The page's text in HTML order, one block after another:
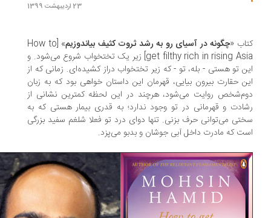
چگونه در آسیای رو به رشد ثروت کثیف بیاندوزیم
» [How to
get filthy rich in rising Asia] زیر یک تختخواب شروع می‌شود. و
تو هستی - بله، تو - که زیر تختخواب دراز کشیده‌ای. زمانی که از
حقارت بیرون بیایی، قهرمان این داستان خواهی بود که به زبان
روایت می‌شود، هرچند در این لحظه کمترین نشانی از
و قهرمانی در تو وجود ندارد؛ به قدری بیمار هستی که به
می‌توانی حرف بزنی. تنها دوای درد تو فعلا شلغم سفید بزرگی
که مادرت داخل آبی جوشان و بدبو می‌پزد.